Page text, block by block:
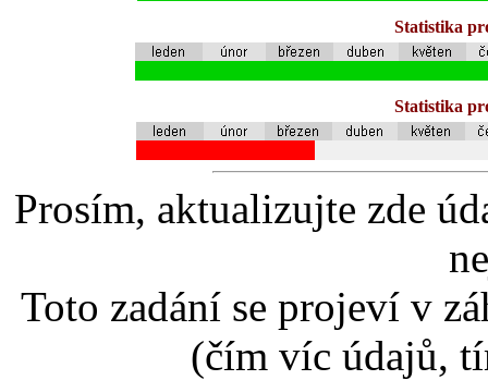
Statistika
Statistika
Prosím, aktualizujte zde
Toto zadání se projeví v
(čím víc údajů,